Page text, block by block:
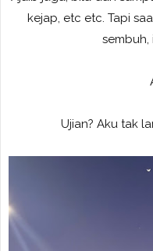
kejap, etc etc. Tapi
sembuh,
Ujian? Aku tak